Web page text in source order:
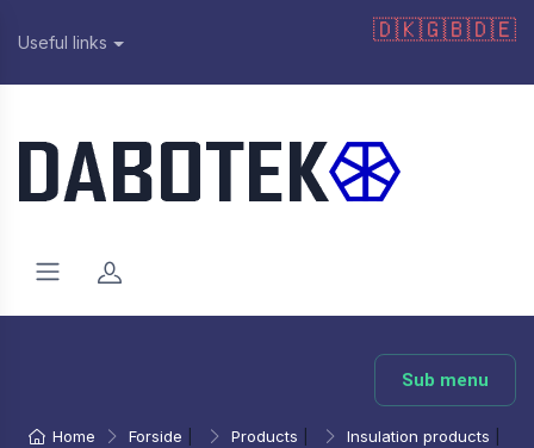
Useful links 🇩🇰🇬🇧🇩🇪
Sub menu
Home Forside Products Insulation products